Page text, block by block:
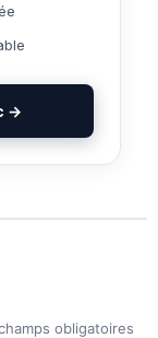
→
obligatoires